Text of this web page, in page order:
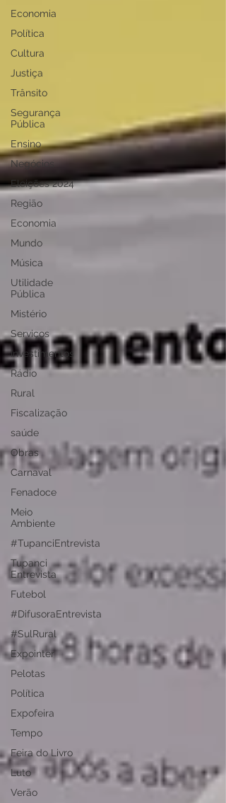
Economia
Política
Cultura
Justiça
Trânsito
Segurança
Pública
Ensino
Negócios
Eleições 2024
Região
Economia
Mundo
Música
Utilidade
Pública
Mistério
Serviços
Investimentos
Rádio
Rural
Fiscalização
saúde
Obras
Carnaval
Fenadoce
Meio
Ambiente
#TupanciEntrevista
Tupanci
Entrevista
Futebol
#DifusoraEntrevista
#SulRural
Expointer
Pelotas
Política
Expofeira
Tempo
Feira do Livro
Luto
Verão